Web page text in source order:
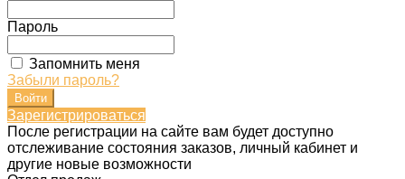
Пароль
Запомнить меня
Забыли пароль?
Зарегистрироваться
После регистрации на сайте вам будет доступно
отслеживание состояния заказов, личный кабинет и
другие новые возможности